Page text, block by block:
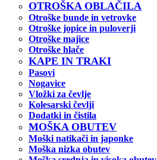
OTROŠKA OBLAČILA
Otroške bunde in vetrovke
Otroške jopice in puloverji
Otroške majice
Otroške hlače
KAPE IN TRAKI
Pasovi
Nogavice
Vložki za čevlje
Kolesarski čevlji
Dodatki in čistila
MOŠKA OBUTEV
Moški natikači in japonke
Moška nizka obutev